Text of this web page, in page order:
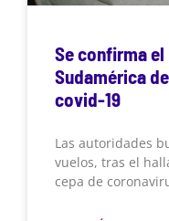
Se confirma
Sudamérica
covid-19
Las autoridades
vuelos, tras el
cepa de